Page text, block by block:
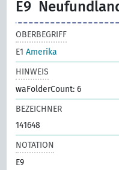
E9
OBERBEGRIFF
E1Amerika
HINWEIS
waFolderCount: 6
BEZEICHNER
141648
NOTATION
E9